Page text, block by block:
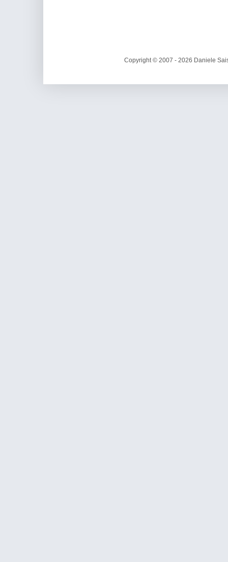
Copyright © 2007 - 2026 Daniele